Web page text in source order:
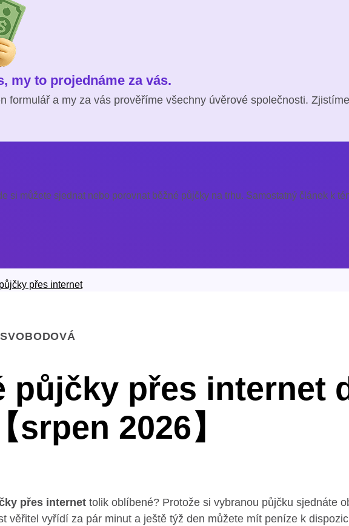
my to projednáme za vás.
formulář a my za vás prověříme všechny úvěrové společnosti.
si můžete sjednat nebo porovnat běžné půjčky na trhu. Samostatný článek k
přes internet
půjčky přes internet
srpen 2026】
přes internet tolik oblíbené? Protože si vybranou půjčku sjednáte
věřitel vyřídí za pár minut a ještě týž den můžete mít peníze k